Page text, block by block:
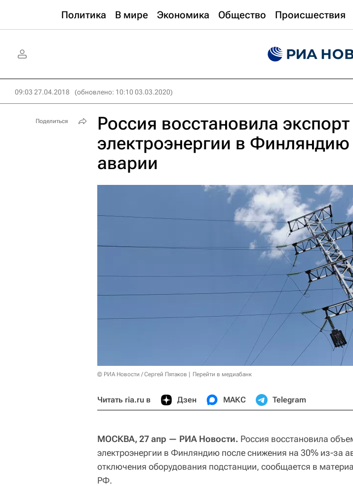
Политика В мире Экономика Общество Происшествия
09:03 27.04.2018 (обновлено: 10:10 03.03.2020)
Россия восстановила экспорт
электроэнергии в Финляндию
аварии
© РИА Новости / Сергей Пятаков Перейти в медиабанк
Читать ria.ru в Дзен МАКС Telegram
МОСКВА, 27 апр — РИА Новости. Россия восстановила
электроэнергии в Финляндию после снижения на 30% из-за
отключения оборудования подстанции, сообщается в
РФ.
Поделиться